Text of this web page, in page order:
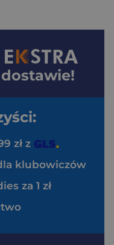
zł z
klubowiczów
za 1 zł